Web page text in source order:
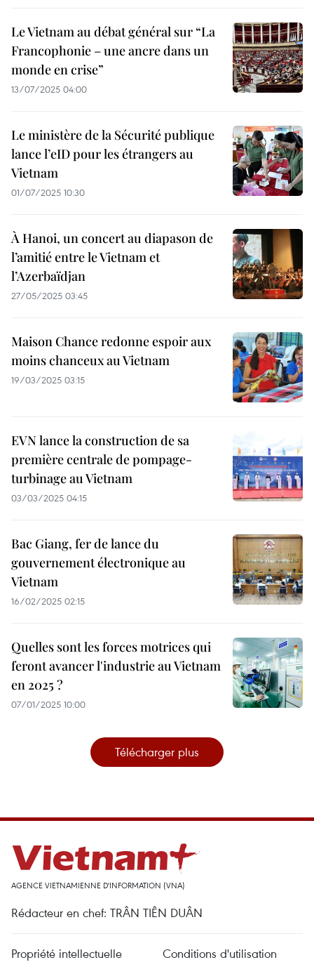
Le Vietnam au débat général sur “La
Francophonie – une ancre dans un
monde en crise”
13/07/2025 04:00
Le ministère de la Sécurité publique
lance l’eID pour les étrangers au
Vietnam
01/07/2025 10:30
À Hanoi, un concert au diapason de
l’amitié entre le Vietnam et
l’Azerbaïdjan
27/05/2025 03:45
Maison Chance redonne espoir aux
moins chanceux au Vietnam
19/03/2025 03:15
EVN lance la construction de sa
première centrale de pompage-
turbinage au Vietnam
03/03/2025 04:15
Bac Giang, fer de lance du
gouvernement électronique au
Vietnam
16/02/2025 02:15
Quelles sont les forces motrices qui
feront avancer l'industrie au Vietnam
en 2025 ?
07/01/2025 10:00
Télécharger plus
AGENCE VIETNAMIENNE D'INFORMATION (VNA)
Rédacteur en chef: TRÂN TIÊN DUÂN
Propriété intellectuelle
Conditions d'utilisation